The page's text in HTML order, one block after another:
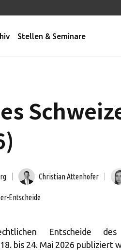
Stellen & Seminare
Christian Attenhofer
Entscheide
Entscheide des
bis 24. Mai 2026 publiziert